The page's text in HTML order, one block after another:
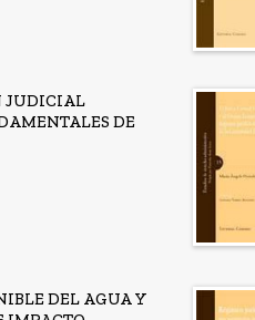
JUDICIAL
DE
DEL AGUA Y